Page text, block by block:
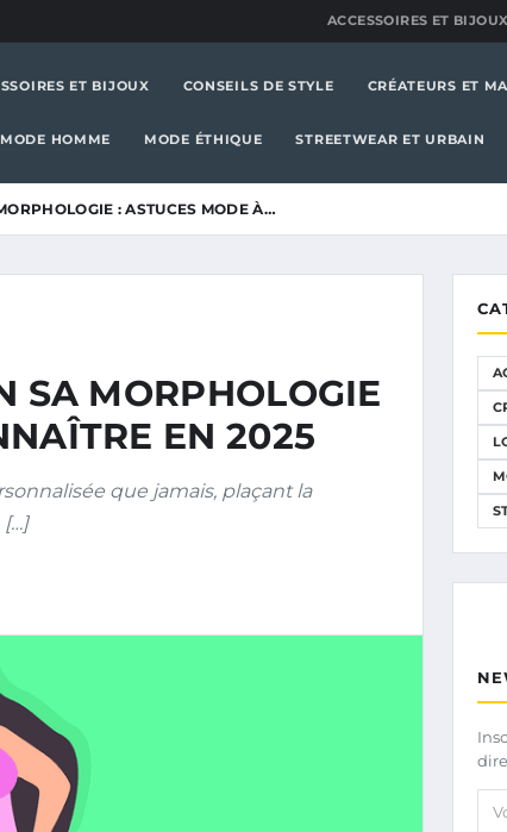
ACCESSOIRES ET
ET BIJOUX CONSEILS DE STYLE CRÉATEURS ET
MODE HOMME MODE ÉTHIQUE STREETWEAR ET URBAIN
: ASTUCES MODE À…
SA MORPHOLOGIE
EN 2025
que jamais, plaçant la
[…]